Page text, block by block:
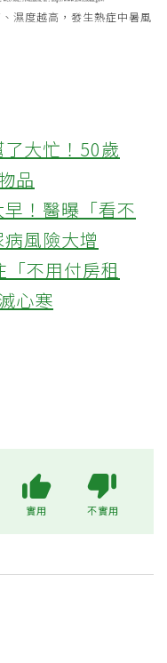
濕度越高，發生熱症中暑風
大忙！50歲
品
！醫曝「看不
風險大增
不用付房租
心寒
實用 不實用